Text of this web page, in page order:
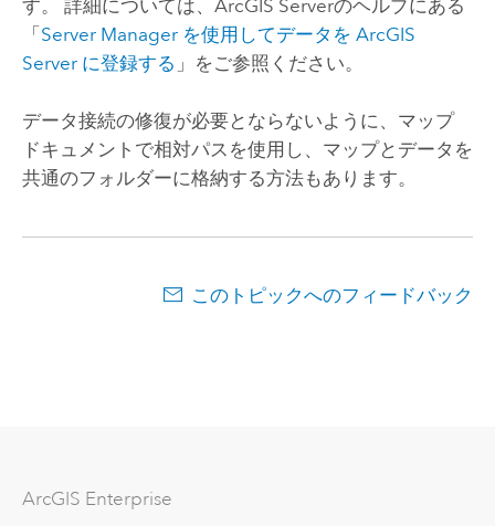
す。 詳細については、 ArcGIS Serverのヘルプにある
「 Server Managerを使用してデータを ArcGIS
Serverに登録する 」をご参照ください。
データ接続の修復が必要とならないように、マップ
ドキュメントで相対パスを使用し、マップとデータを
共通のフォルダーに格納する方法もあります。
このトピックへのフィードバック
ArcGIS Enterprise